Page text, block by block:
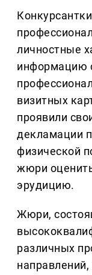
личностные
информацию
визитных
проявили
декламации
физической
жюри
эрудицию.
Жюри,
различных